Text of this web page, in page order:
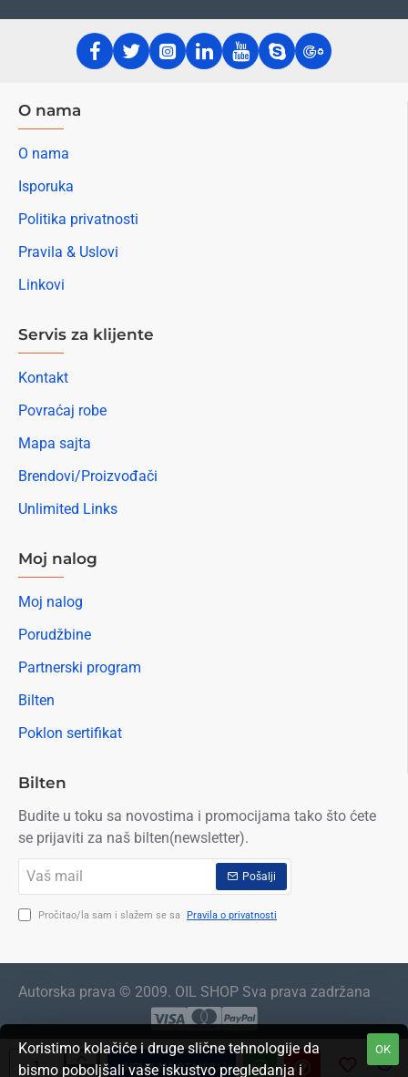
Koristimo kolačiće i druge slične tehnologije da
bismo poboljšali vaše iskustvo pregledanja i
OK
NEMA NA STANJU
O nama
O nama
Isporuka
Politika privatnosti
Pravila & Uslovi
Linkovi
Servis za klijente
Kontakt
Povraćaj robe
Mapa sajta
Brendovi/Proizvođači
Unlimited Links
Moj nalog
Moj nalog
Porudžbine
Partnerski program
Bilten
Poklon sertifikat
Bilten
Budite u toku sa novostima i promocijama tako što ćete
se prijaviti za naš bilten(newsletter).
mail
Pošalji
Pročitao/la sam i slažem se sa Pravila o privatnosti
Autorska prava © 2009. OIL SHOP Sva prava zadržana